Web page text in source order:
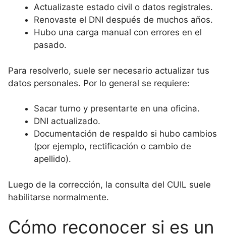
Actualizaste estado civil o datos registrales.
Renovaste el DNI después de muchos años.
Hubo una carga manual con errores en el
pasado.
Para resolverlo, suele ser necesario actualizar tus
datos personales. Por lo general se requiere:
Sacar turno y presentarte en una oficina.
DNI actualizado.
Documentación de respaldo si hubo cambios
(por ejemplo, rectificación o cambio de
apellido).
Luego de la corrección, la consulta del CUIL suele
habilitarse normalmente.
Cómo reconocer si es un